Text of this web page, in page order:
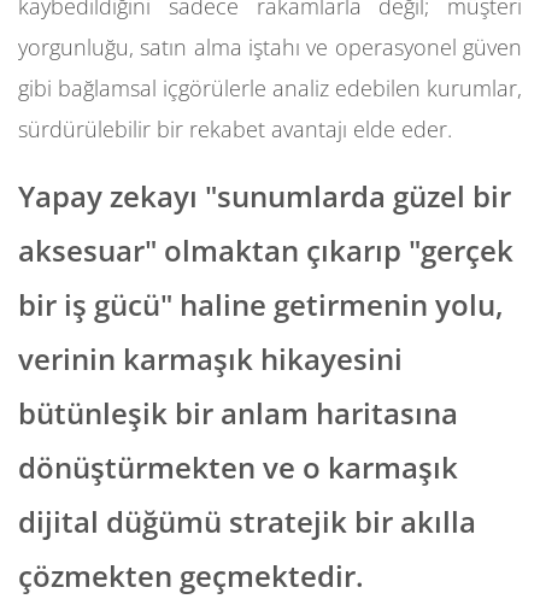
kaybedildiğini sadece rakamlarla değil; müşteri
yorgunluğu, satın alma iştahı ve operasyonel güven
gibi bağlamsal içgörülerle analiz edebilen kurumlar,
sürdürülebilir bir rekabet avantajı elde eder.
Yapay zekayı "sunumlarda güzel bir
aksesuar" olmaktan çıkarıp "gerçek
bir iş gücü" haline getirmenin yolu,
verinin karmaşık hikayesini
bütünleşik bir anlam haritasına
dönüştürmekten ve o karmaşık
dijital düğümü stratejik bir akılla
çözmekten geçmektedir.